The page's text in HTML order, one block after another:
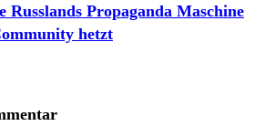
Russlands Propaganda Maschine
hetzt